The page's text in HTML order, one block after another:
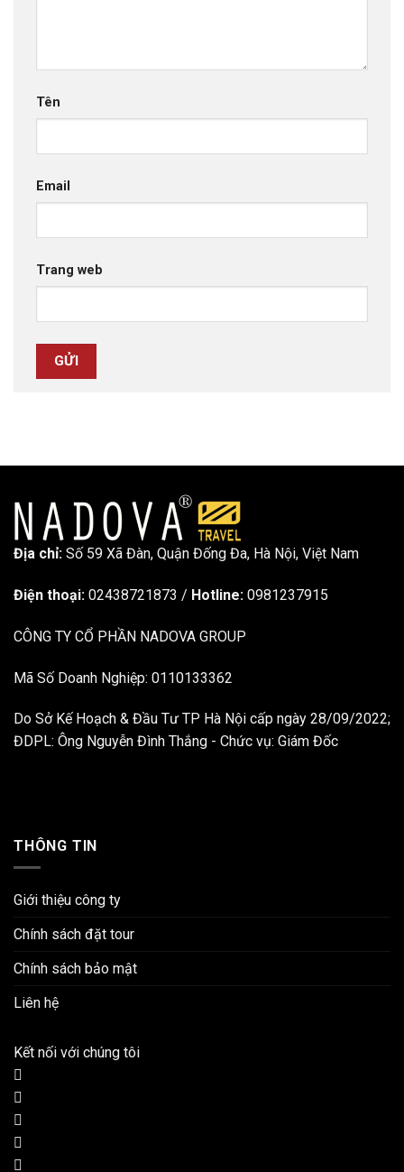
Tên
Email
Trang web
Địa chỉ: Số 59 Xã Đàn, Quận Đống Đa, ​​Hà Nội, Việt Nam
Điện thoại: 02438721873 / Hotline: 0981237915
CÔNG TY CỔ PHẦN NADOVA GROUP
Mã Số Doanh Nghiệp: 0110133362
Do Sở Kế Hoạch & Đầu Tư TP Hà Nội cấp ngày 28/09/2022;
ĐDPL: Ông Nguyễn Đình Thắng - Chức vụ: Giám Đốc
THÔNG TIN
Giới thiệu công ty
Chính sách đặt tour
Chính sách bảo mật
Liên hệ
Kết nối với chúng tôi